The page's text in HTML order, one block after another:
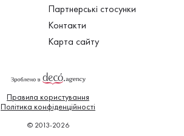
Партнерські стосунки
Контакти
Карта сайту
Правила користування
Політика конфіденційності
© 2013-2026